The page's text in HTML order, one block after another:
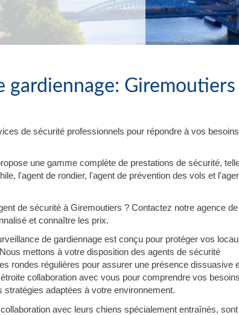
gardiennage: Giremoutiers
de sécurité professionnels pour répondre à vos besoins
une gamme complète de prestations de sécurité,
l'agent de rondier, l'agent de prévention des vols et
de sécurité à Giremoutiers ? Contactez notre agence de
et connaître les prix.
de gardiennage est conçu pour protéger vos
mettons à votre disposition des agents de sécurité
rondes régulières pour assurer une présence dissuasive
collaboration avec vous pour comprendre vos besoins
adaptées à votre environnement.
avec leurs chiens spécialement entraînés, sont